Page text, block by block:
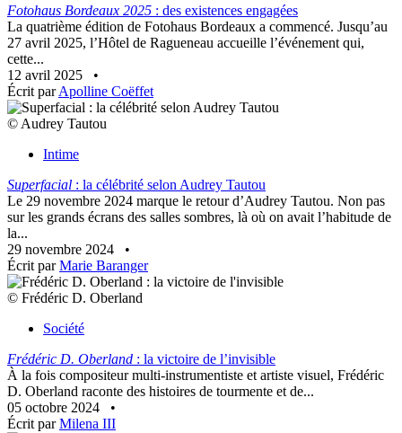
Fotohaus Bordeaux 2025 : des existences engagées
La quatrième édition de Fotohaus Bordeaux a commencé. Jusqu’au
27 avril 2025, l’Hôtel de Ragueneau accueille l’événement qui,
cette...
12 avril 2025
•
Écrit parApolline Coëffet
© Audrey Tautou
Intime
Superfacial : la célébrité selon Audrey Tautou
Le 29 novembre 2024 marque le retour d’Audrey Tautou. Non pas
sur les grands écrans des salles sombres, là où on avait l’habitude de
la...
29 novembre 2024
•
Écrit parMarie Baranger
© Frédéric D. Oberland
Société
Frédéric D. Oberland : la victoire de l’invisible
À la fois compositeur multi-instrumentiste et artiste visuel, Frédéric
D. Oberland raconte des histoires de tourmente et de...
05 octobre 2024
•
Écrit parMilena III